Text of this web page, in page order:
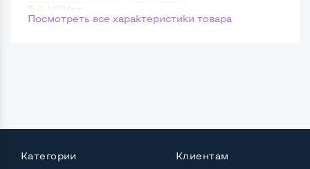
Full HD Нет
Мощность:
Посмотреть все характеристики товара
Категории Клиентам